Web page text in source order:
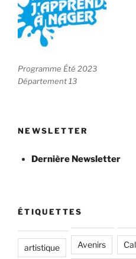
Programme Été 2023
Département 13
NEWSLETTER
Dernière Newsletter
ÉTIQUETTES
artistique Avenirs